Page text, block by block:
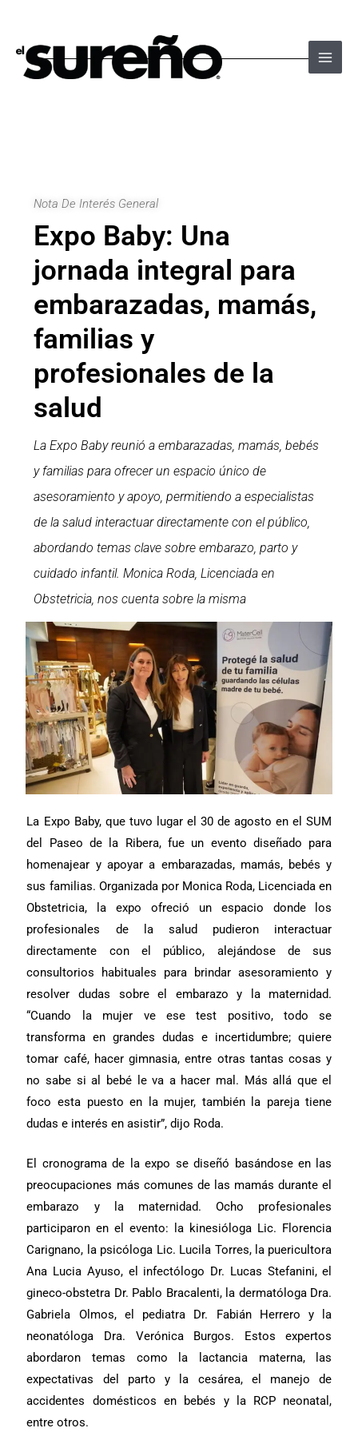
contenido
Nota De Interés General
Expo Baby: Una
jornada integral para
embarazadas, mamás,
familias y
profesionales de la
salud
La Expo Baby reunió a embarazadas, mamás, bebés
y familias para ofrecer un espacio único de
asesoramiento y apoyo, permitiendo a especialistas
de la salud interactuar directamente con el público,
abordando temas clave sobre embarazo, parto y
cuidado infantil. Monica Roda, Licenciada en
Obstetricia, nos cuenta sobre la misma
La Expo Baby, que tuvo lugar el 30 de agosto en el SUM
del Paseo de la Ribera, fue un evento diseñado para
homenajear y apoyar a embarazadas, mamás, bebés y
sus familias. Organizada por Monica Roda, Licenciada en
Obstetricia, la expo ofreció un espacio donde los
profesionales de la salud pudieron interactuar
directamente con el público, alejándose de sus
consultorios habituales para brindar asesoramiento y
resolver dudas sobre el embarazo y la maternidad.
“Cuando la mujer ve ese test positivo, todo se
transforma en grandes dudas e incertidumbre; quiere
tomar café, hacer gimnasia, entre otras tantas cosas y
no sabe si al bebé le va a hacer mal. Más allá que el
foco esta puesto en la mujer, también la pareja tiene
dudas e interés en asistir”, dijo Roda.
El cronograma de la expo se diseñó basándose en las
preocupaciones más comunes de las mamás durante el
embarazo y la maternidad. Ocho profesionales
participaron en el evento: la kinesióloga Lic. Florencia
Carignano, la psicóloga Lic. Lucila Torres, la puericultora
Ana Lucia Ayuso, el infectólogo Dr. Lucas Stefanini, el
gineco-obstetra Dr. Pablo Bracalenti, la dermatóloga Dra.
Gabriela Olmos, el pediatra Dr. Fabián Herrero y la
neonatóloga Dra. Verónica Burgos. Estos expertos
abordaron temas como la lactancia materna, las
expectativas del parto y la cesárea, el manejo de
accidentes domésticos en bebés y la RCP neonatal,
entre otros.
entradas